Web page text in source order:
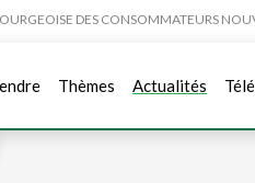
DES CONSOMMATEURS
Thèmes Actualités